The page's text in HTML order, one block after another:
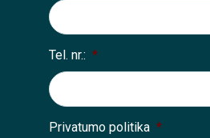
Tel. nr.: *
Privatumo politika *